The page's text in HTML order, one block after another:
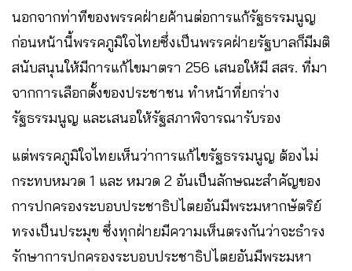
นอกจากท่าทีของพรรคฝ่ายค้านต่อการแก้รัฐธรรมนูญ
ก่อนหน้านี้พรรคภูมิใจไทยซึ่งเป็นพรรคฝ่ายรัฐบาลก็มีมติ
สนับสนุนให้มีการแก้ไขมาตรา 256 เสนอให้มี สสร. ที่มา
จากการเลือกตั้งของประชาชน ทำหน้าที่ยกร่าง
รัฐธรรมนูญ และเสนอให้รัฐสภาพิจารณารับรอง
แต่พรรคภูมิใจไทยเห็นว่าการแก้ไขรัฐธรรมนูญ ต้องไม่
กระทบหมวด 1 และ หมวด 2 อันเป็นลักษณะสำคัญของ
การปกครองระบอบประชาธิปไตยอันมีพระมหากษัตริย์
ทรงเป็นประมุข ซึ่งทุกฝ่ายมีความเห็นตรงกันว่าจะธำรง
รักษาการปกครองระบอบประชาธิปไตยอันมีพระมหา